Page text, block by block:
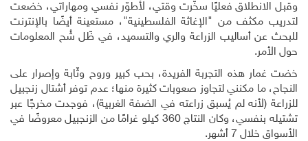
وقبل الانطلاق فعليًا سخّرت وقتي، لأطوّر نفسي ومهاراتي، خضعت
لتدريب مكثف من "الإغاثة الفلسطينية"، مستعينة أيضًا بالإنترنت
للبحث عن أساليب الزراعة والري والتسميد، في ظّل شُح المعلومات
حول الأمر.
خضت غمار هذه التجربة الفريدة، بحب كبير وروح وثّابة وإصرار على
النجاح، ما مكنني لتجاوز صعوبات كثيرة منها؛ عدم توفر أشتال زنجبيل
للزراعة (لأنه لم يُسبق زراعته في الضفة الغربية)، فوجدت مخرجًا عبر
تشتيله بنفسي، وكان النتاج 360 كيلو غرامًا من الزنجبيل معروضًا في
الأسواق خلال 7 أشهر.